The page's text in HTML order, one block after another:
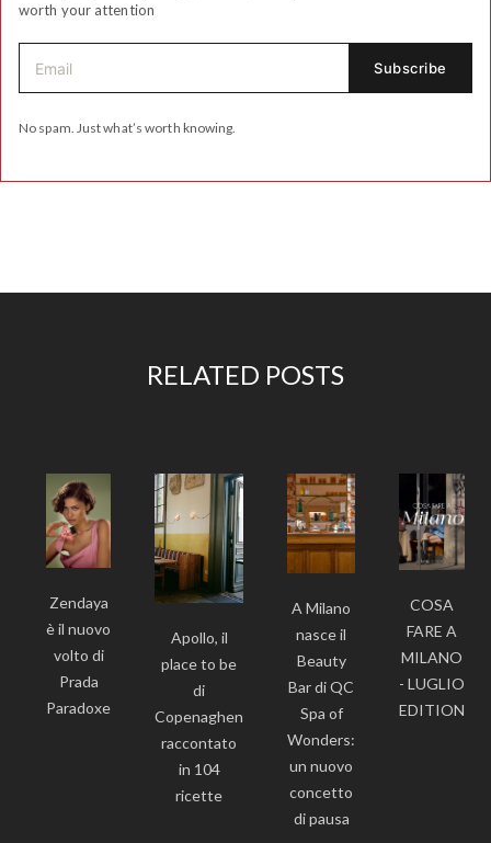
worth your attention
No spam. Just what’s worth knowing.
RELATED POSTS
Zendaya
è il nuovo
volto di
Prada
Paradoxe
Apollo, il
place to be
di
Copenaghen
raccontato
in 104
ricette
A Milano
nasce il
Beauty
Bar di QC
Spa of
Wonders:
un nuovo
concetto
di pausa
COSA
FARE A
MILANO
- LUGLIO
EDITION